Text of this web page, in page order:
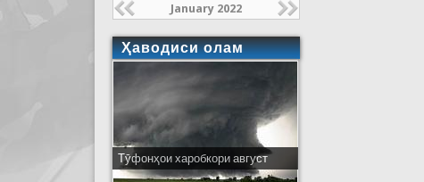
January 2022
Ҳаводиси олам
Тӯфонҳои харобкори август